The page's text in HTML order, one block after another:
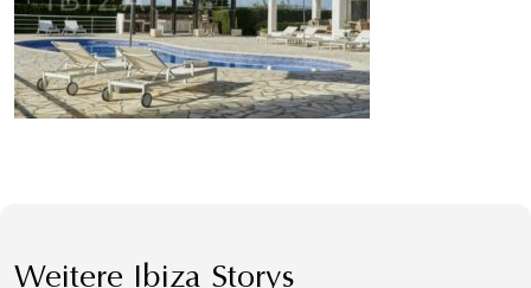
Weitere Ibiza Storys